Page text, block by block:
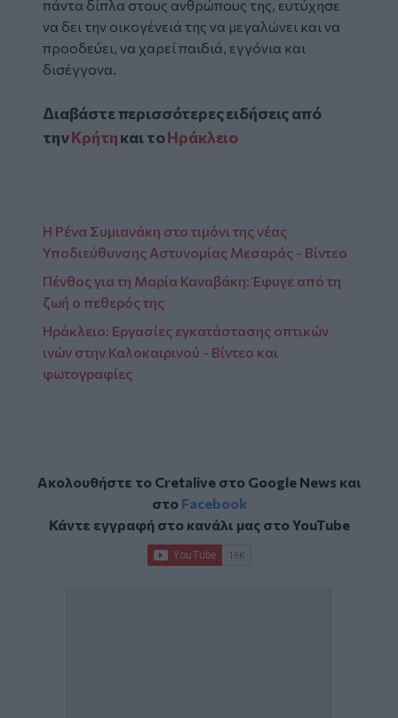
πάντα δίπλα στους ανθρώπους της, ευτύχησε
να δει την οικογένειά της να μεγαλώνει και να
προοδεύει, να χαρεί παιδιά, εγγόνια και
δισέγγονα.
Διαβάστε περισσότερες ειδήσεις από
τηνΚρήτηκαι τοΗράκλειο
Η Ρένα Συμιανάκη στο τιμόνι της νέας
Υποδιεύθυνσης Αστυνομίας Μεσαράς - Βίντεο
Πένθος για τη Μαρία Καναβάκη: Έφυγε από τη
ζωή ο πεθερός της
Ηράκλειο: Εργασίες εγκατάστασης οπτικών
ινών στην Καλοκαιρινού - Βίντεο και
φωτογραφίες
Ακολουθήστε το Cretalive στο Google Newsκαι
στο Facebook
Κάντε εγγραφή στο κανάλι μας στοYouTube